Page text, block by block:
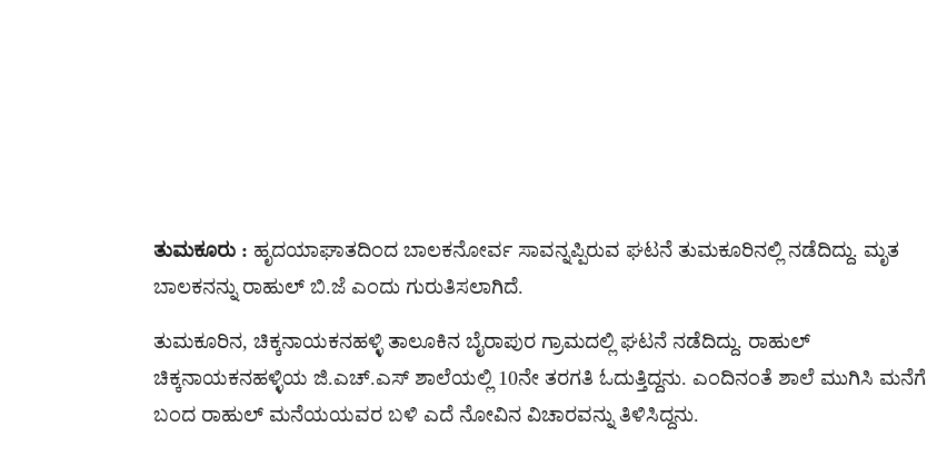
ತುಮಕೂರು : ಹೃದಯಾಘಾತದಿಂದ ಬಾಲಕನೋರ್ವ ಸಾವನ್ನಪ್ಪಿರುವ ಘಟನೆ ತುಮಕೂರಿನಲ್ಲಿ ನಡೆದಿದ್ದು. ಮೃತ
ಬಾಲಕನನ್ನು ರಾಹುಲ್​ ಬಿ.ಜೆ ಎಂದು ಗುರುತಿಸಲಾಗಿದೆ.
ತುಮಕೂರಿನ, ಚಿಕ್ಕನಾಯಕನಹಳ್ಳಿ ತಾಲೂಕಿನ ಬೈರಾಪುರ ಗ್ರಾಮದಲ್ಲಿ ಘಟನೆ ನಡೆದಿದ್ದು. ರಾಹುಲ್​
ಚಿಕ್ಕನಾಯಕನಹಳ್ಳಿಯ ಜಿ.ಎಚ್.ಎಸ್​​ ಶಾಲೆಯಲ್ಲಿ 10ನೇ ತರಗತಿ ಓದುತ್ತಿದ್ದನು. ಎಂದಿನಂತೆ ಶಾಲೆ ಮುಗಿಸಿ ಮನೆಗೆ
ಬಂದ ರಾಹುಲ್​ ಮನೆಯಯವರ ಬಳಿ ಎದೆ ನೋವಿನ ವಿಚಾರವನ್ನು ತಿಳಿಸಿದ್ದನು.